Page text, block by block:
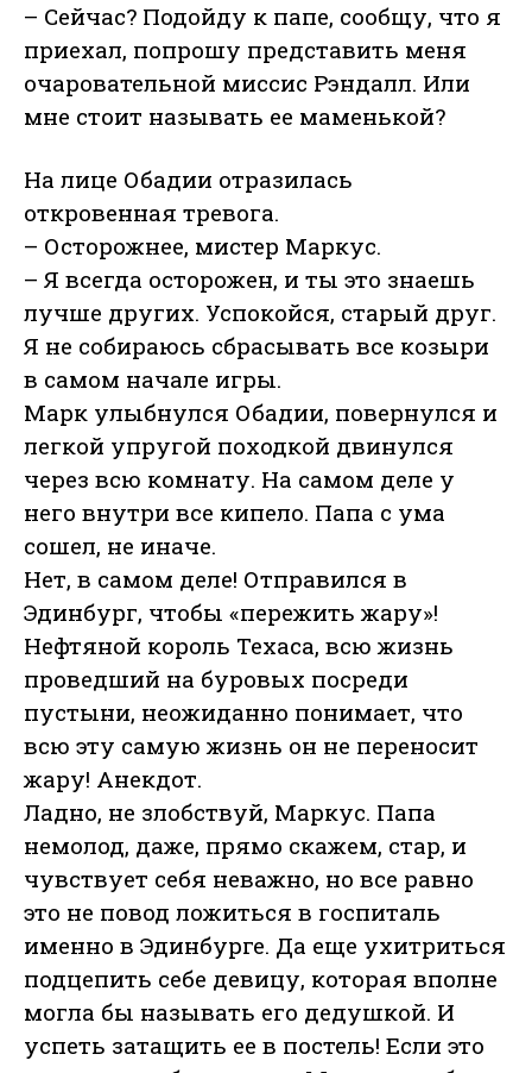
– Сейчас? Подойду к папе, сообщу, что я
приехал, попрошу представить меня
очаровательной миссис Рэндалл. Или
мне стоит называть ее маменькой?
На лице Обадии отразилась
откровенная тревога.
– Осторожнее, мистер Маркус.
– Я всегда осторожен, и ты это знаешь
лучше других. Успокойся, старый друг.
Я не собираюсь сбрасывать все козыри
в самом начале игры.
Марк улыбнулся Обадии, повернулся и
легкой упругой походкой двинулся
через всю комнату. На самом деле у
него внутри все кипело. Папа с ума
сошел, не иначе.
Нет, в самом деле! Отправился в
Эдинбург, чтобы «пережить жару»!
Нефтяной король Техаса, всю жизнь
проведший на буровых посреди
пустыни, неожиданно понимает, что
всю эту самую жизнь он не переносит
жару! Анекдот.
Ладно, не злобствуй, Маркус. Папа
немолод, даже, прямо скажем, стар, и
чувствует себя неважно, но все равно
это не повод ложиться в госпиталь
именно в Эдинбурге. Да еще ухитриться
подцепить себе девицу, которая вполне
могла бы называть его дедушкой. И
успеть затащить ее в постель! Если это